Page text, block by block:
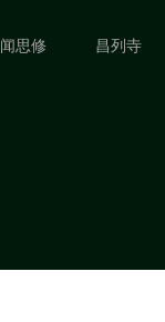
闻思修 昌列寺